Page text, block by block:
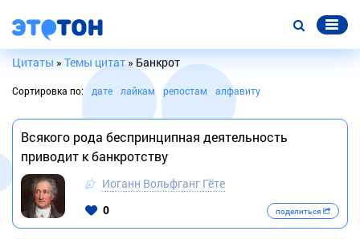
Цитаты » Темы цитат» Банкрот
Сортировка по: дате лайкам репостам алфавиту
Всякого рода беспринципная деятельность
приводит к банкротству
Иоганн Вольфганг Гёте
0
поделиться